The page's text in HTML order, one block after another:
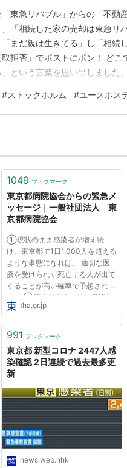
東急リバブル」からの「不動
「相続した家の売却は東急リ
まだ親は生きてる」し「相続
拒否」でポストにポン！ どこ
という言葉を思い出しました
したのは、当時東西に分かれ
デン滞在8日目。 フラ…
#ストックホルム #ユースホス
1049 ブックマーク
東京都病院協会からの緊急メ
ッセージ｜一般社団法人 東
京都病院協会
①現状のまま感染者が増え続
け、東京都で1日1,000人を超える
ような事態になれば、 適切な医
療を受けられず死亡する人が出て
くることが高い確率で予想されま
す。 ②医療従事者、特に看護師
が疲弊しきってきています。 診
外部から持ち込むことによる病院
内での集団感染を予防するため、
10ヶ月...
tha.or.jp
991 ブックマーク
東京都 新型コロナ 2447人感
染確認 2日連続で過去最多更
新
news.web.nhk